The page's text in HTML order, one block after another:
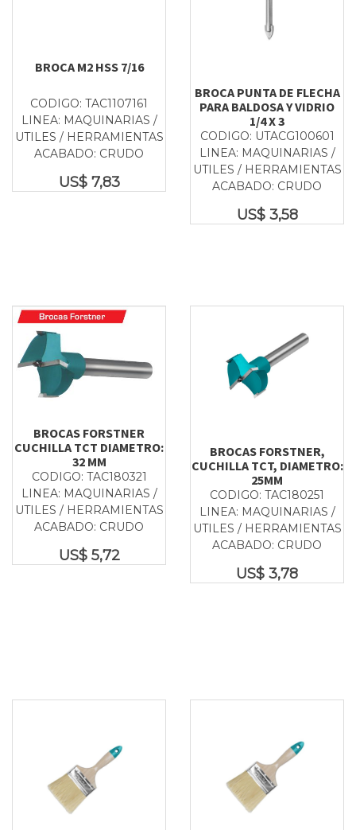
BROCA M2 HSS 7/16
CODIGO: TAC1107161
LINEA: MAQUINARIAS /
UTILES / HERRAMIENTAS
ACABADO: CRUDO
US$ 7,83
BROCA PUNTA DE FLECHA
PARA BALDOSA Y VIDRIO
1/4 X 3
CODIGO: UTACG100601
LINEA: MAQUINARIAS /
UTILES / HERRAMIENTAS
ACABADO: CRUDO
US$ 3,58
BROCAS FORSTNER
CUCHILLA TCT DIAMETRO:
32 MM
CODIGO: TAC180321
LINEA: MAQUINARIAS /
UTILES / HERRAMIENTAS
ACABADO: CRUDO
US$ 5,72
BROCAS FORSTNER,
CUCHILLA TCT, DIAMETRO:
25MM
CODIGO: TAC180251
LINEA: MAQUINARIAS /
UTILES / HERRAMIENTAS
ACABADO: CRUDO
US$ 3,78